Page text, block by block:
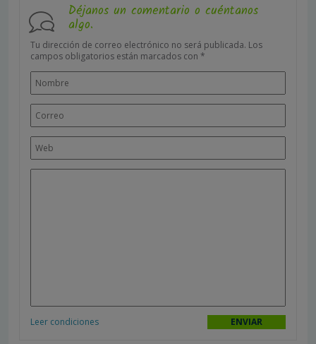
Déjanos un comentario o cuéntanos
algo.
Tu dirección de correo electrónico no será publicada. Los
campos obligatorios están marcados con *
Leer condiciones